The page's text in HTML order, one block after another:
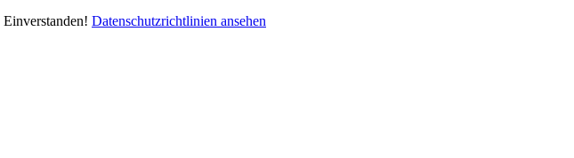
Einverstanden! Datenschutzrichtlinien ansehen